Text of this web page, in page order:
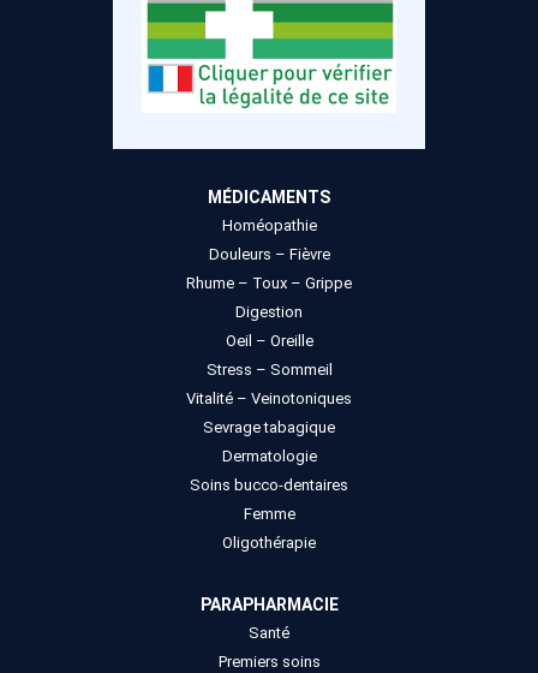
MÉDICAMENTS
Homéopathie
Douleurs – Fièvre
Rhume – Toux – Grippe
Digestion
Oeil – Oreille
Stress – Sommeil
Vitalité – Veinotoniques
Sevrage tabagique
Dermatologie
Soins bucco-dentaires
Femme
Oligothérapie
PARAPHARMACIE
Santé
Premiers soins